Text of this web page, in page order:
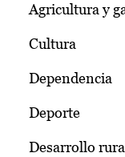
Agricultura y
Cultura
Dependencia
Deporte
Desarrollo